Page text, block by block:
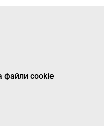
файли cookie